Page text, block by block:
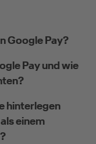
Google Pay?
Pay und wie
hinterlegen
einem